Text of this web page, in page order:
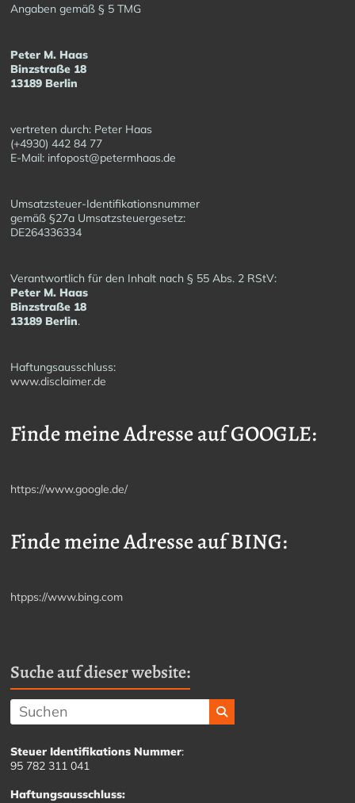
Angaben gemäß § 5 TMG
Peter M. Haas
Binzstraße 18
13189 Berlin
vertreten durch: Peter Haas
(+4930) 442 84 77
E-Mail: infopost@petermhaas.de
Umsatzsteuer-Identifikationsnummer
gemäß §27a Umsatzsteuergesetz:
DE264336334
Verantwortlich für den Inhalt nach § 55 Abs. 2 RStV:
Peter M. Haas
Binzstraße 18
13189 Berlin.
Haftungsausschluss:
www.disclaimer.de
Finde meine Adresse auf GOOGLE:
https://www.google.de/
Finde meine Adresse auf BING:
htpps://www.bing.com
Suche auf dieser website:
Steuer Identifikations Nummer:
95 782 311 041
Haftungsausschluss: